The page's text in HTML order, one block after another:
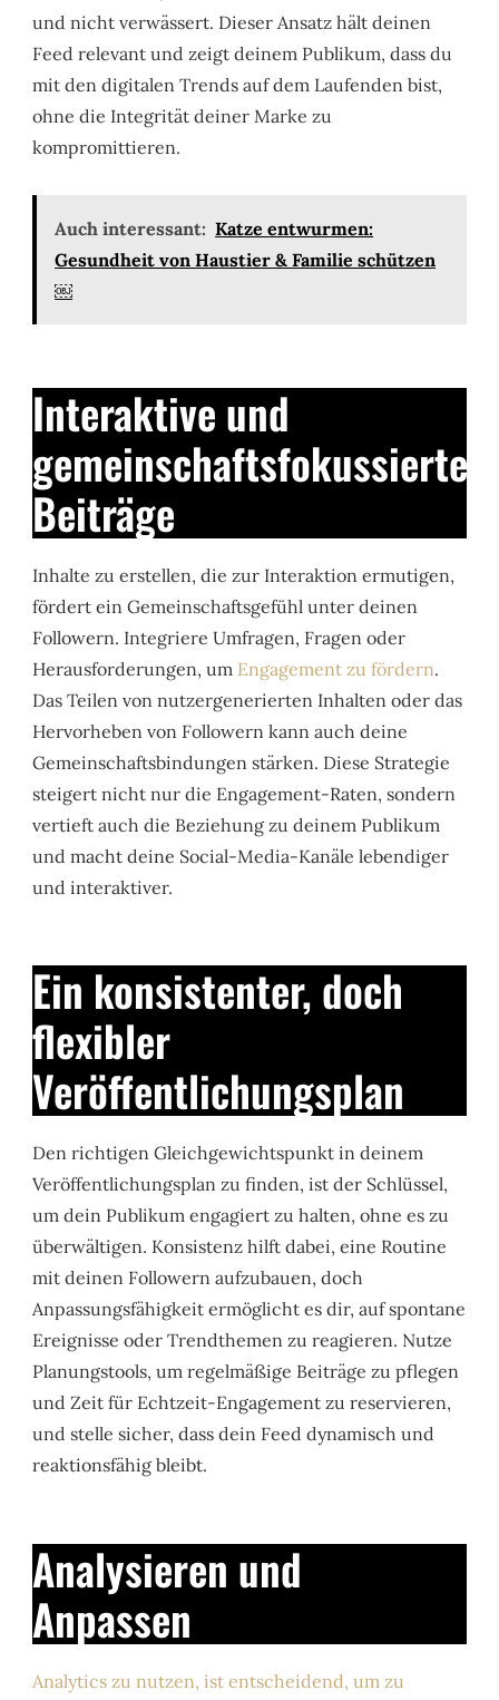
und nicht verwässert. Dieser Ansatz hält deinen
Feed relevant und zeigt deinem Publikum, dass du
mit den digitalen Trends auf dem Laufenden bist,
ohne die Integrität deiner Marke zu
kompromittieren.
Auch interessant: Katze entwurmen:
Gesundheit von Haustier & Familie schützen
￼
Interaktive und
gemeinschaftsfokussierte
Beiträge
Inhalte zu erstellen, die zur Interaktion ermutigen,
fördert ein Gemeinschaftsgefühl unter deinen
Followern. Integriere Umfragen, Fragen oder
Herausforderungen, um Engagement zu fördern.
Das Teilen von nutzergenerierten Inhalten oder das
Hervorheben von Followern kann auch deine
Gemeinschaftsbindungen stärken. Diese Strategie
steigert nicht nur die Engagement-Raten, sondern
vertieft auch die Beziehung zu deinem Publikum
und macht deine Social-Media-Kanäle lebendiger
und interaktiver.
Ein konsistenter, doch
flexibler
Veröffentlichungsplan
Den richtigen Gleichgewichtspunkt in deinem
Veröffentlichungsplan zu finden, ist der Schlüssel,
um dein Publikum engagiert zu halten, ohne es zu
überwältigen. Konsistenz hilft dabei, eine Routine
mit deinen Followern aufzubauen, doch
Anpassungsfähigkeit ermöglicht es dir, auf spontane
Ereignisse oder Trendthemen zu reagieren. Nutze
Planungstools, um regelmäßige Beiträge zu pflegen
und Zeit für Echtzeit-Engagement zu reservieren,
und stelle sicher, dass dein Feed dynamisch und
reaktionsfähig bleibt.
Analysieren und
Anpassen
Analytics zu nutzen, ist entscheidend, um zu